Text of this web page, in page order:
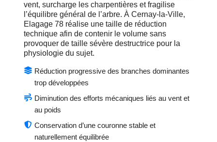
vent, surcharge les charpentières et fragilise
l’équilibre général de l’arbre. À Cernay-la-Ville,
Elagage 78 réalise une taille de réduction
technique afin de contenir le volume sans
provoquer de taille sévère destructrice pour la
physiologie du sujet.
Réduction progressive des branches dominantes
trop développées
Diminution des efforts mécaniques liés au vent et
au poids
Conservation d’une couronne stable et
naturellement équilibrée